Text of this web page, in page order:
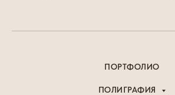
ПОРТФОЛИО
ПОЛИГРАФИЯ